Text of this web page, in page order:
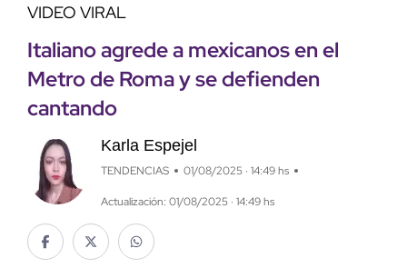
VIDEO VIRAL
Italiano agrede a mexicanos en el
Metro de Roma y se defienden
cantando
Karla Espejel
TENDENCIAS 01/08/2025 · 14:49 hs
Actualización: 01/08/2025 · 14:49 hs